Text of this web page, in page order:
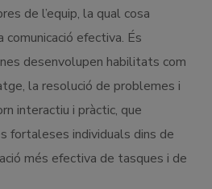
de l’equip, la qual cosa
efectiva. És
desenvolupen habilitats com
la resolució de problemes i
interactiu i pràctic, que
fortaleses individuals dins de
més efectiva de tasques i de